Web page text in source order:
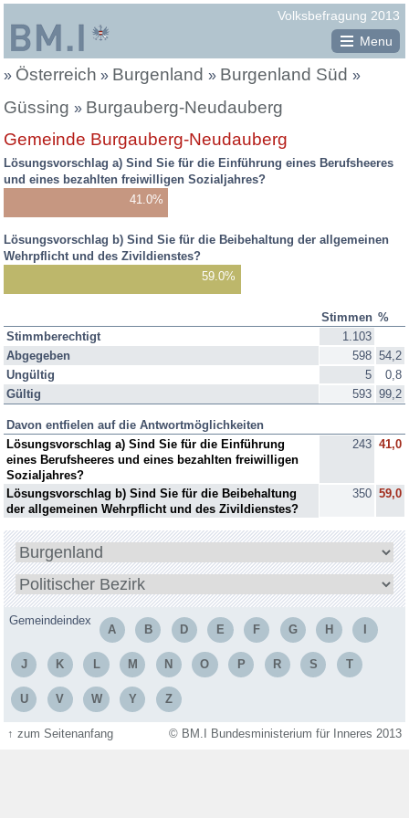
Volksbefragung 2013
Österreich
Menu
Sie
befinden
sich
hier:
» Österreich » Burgenland » Burgenland Süd »
Güssing » Burgauberg-Neudauberg
Gemeinde Burgauberg-Neudauberg
Lösungsvorschlag a) Sind Sie für die Einführung eines Berufsheeres
und eines bezahlten freiwilligen Sozialjahres?
41.0%
Lösungsvorschlag b) Sind Sie für die Beibehaltung der allgemeinen
Wehrpflicht und des Zivildienstes?
59.0%
Befragungsergebnis
2013:
Stimmen,
Prozente
Stimmen %
Stimmberechtigt
1.103
Abgegeben
598 54,2
Ungültig
5
0,8
Gültig
593 99,2
Davon entfielen auf die Antwortmöglichkeiten
Lösungsvorschlag a) Sind Sie für die Einführung
eines Berufsheeres und eines bezahlten freiwilligen
Sozialjahres?
243 41,0
Lösungsvorschlag b) Sind Sie für die Beibehaltung
der allgemeinen Wehrpflicht und des Zivildienstes?
350 59,0
Bundesland
wählen
Bezirk
wählen
Gemeindeindex
A B D E F G H
J K L M N O P R S T
U V W Y Z
↑zum Seitenanfang © BM.I Bundesministerium für Inneres 2013